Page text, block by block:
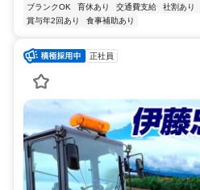
ブランクOK
育休あり 交通費支給 社割あり
賞与年2回あり
食事補助あり
正社員